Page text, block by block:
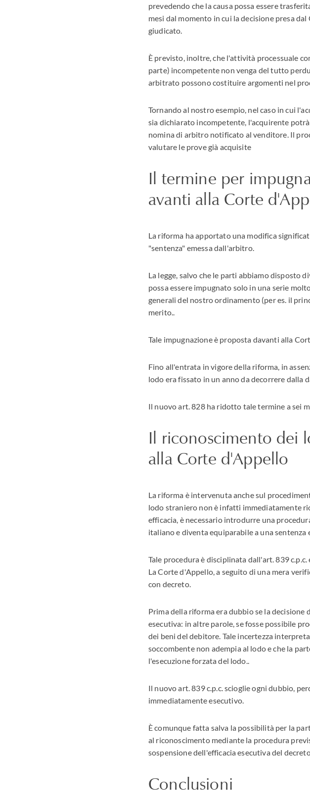
prevedendo che la causa possa essere
mesi dal momento in cui la decisione presa
giudicato.
È previsto, inoltre, che l'attività processuale
parte) incompetente non venga del tutto
arbitrato possono costituire argomenti nel
Tornando al nostro esempio, nel caso in cui
sia dichiarato incompetente, l'acquirente
nomina di arbitro notificato al venditore. Il
valutare le prove già acquisite
Il termine per
avanti alla Corte
La riforma ha apportato una modifica
"sentenza" emessa dall'arbitro.
La legge, salvo che le parti abbiamo disposto
possa essere impugnato solo in una serie
generali del nostro ordinamento (per es. il
merito..
Tale impugnazione è proposta davanti alla
Fino all'entrata in vigore della riforma, in
lodo era fissato in un anno da decorrere
Il nuovo art. 828 ha ridotto tale termine a sei
Il riconoscimento dei
alla Corte d'Appello
La riforma è intervenuta anche sul
lodo straniero non è infatti immediatamente
efficacia, è necessario introdurre una
italiano e diventa equiparabile a una sentenza
Tale procedura è disciplinata dall'art. 839
La Corte d'Appello, a seguito di una mera
con decreto.
Prima della riforma era dubbio se la
esecutiva: in altre parole, se fosse possibile
dei beni del debitore. Tale incertezza
soccombente non adempia al lodo e che la
l'esecuzione forzata del lodo..
Il nuovo art. 839 c.p.c. scioglie ogni dubbio,
immediatamente esecutivo.
È comunque fatta salva la possibilità per la
al riconoscimento mediante la procedura
sospensione dell'efficacia esecutiva del
Conclusioni